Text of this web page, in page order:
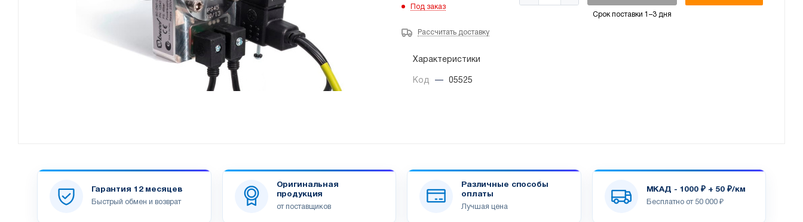
Под заказ
Срок поставки 1–3 дня
Рассчитать доставку
Характеристики
Код — 05525
Гарантия 12 месяцев
Быстрый обмен и возврат
Оригинальная
продукция
от поставщиков
Различные способы
оплаты
Лучшая цена
МКАД - 1000 ₽ + 50 ₽/км
Бесплатно от 50 000 ₽